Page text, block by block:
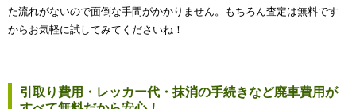
た流れがないので面倒な手間がかかりません。もちろん査定は無料です
からお気軽に試してみてくださいね！
引取り費用・レッカー代・抹消の手続きなど廃車費用が